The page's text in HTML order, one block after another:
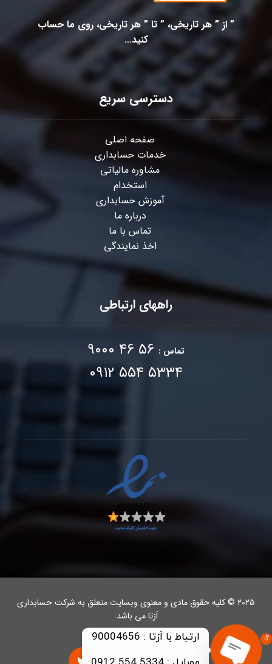
” از ” هر تاریخی، ” تا ” هر تاریخی، روی ما حساب
کنید…
دسترسی سریع
صفحه اصلی
خدمات حسابداری
مشاوره مالیاتی
استخدام
آموزش حسابداری
درباره ما
تماس با ما
اخذ نمایندگی
راههای ارتباطی
تماس : ۵۶ ۴۶ ۹۰۰۰
۵۳۳۴ ۵۵۴ ۰۹۱۲
۲۰۲۵ © کلیه حقوق مادی و معنوی وبسایت متعلق به شرکت حسابداری
اَزتا می باشد.
5